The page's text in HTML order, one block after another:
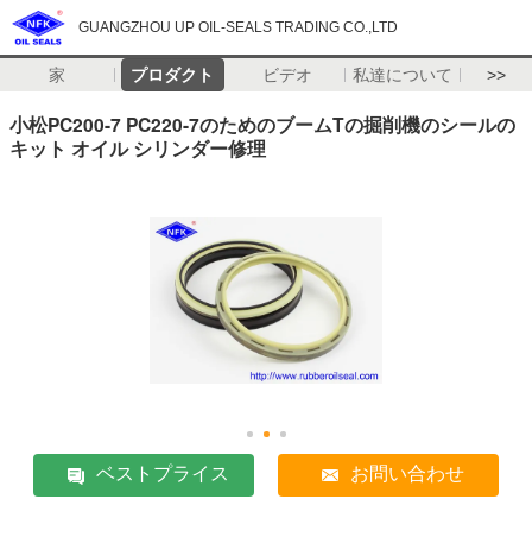
GUANGZHOU UP OIL-SEALS TRADING CO.,LTD
家 プロダクト ビデオ 私達について >>
小松PC200-7 PC220-7のためのブームTの掘削機のシールの
キット オイル シリンダー修理
ベストプライス お問い合わせ